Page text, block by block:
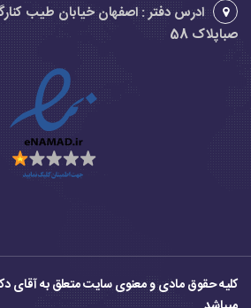
صباپلاک 58
کلیه حقوق مادی و معنوی سایت متعلق به آقای